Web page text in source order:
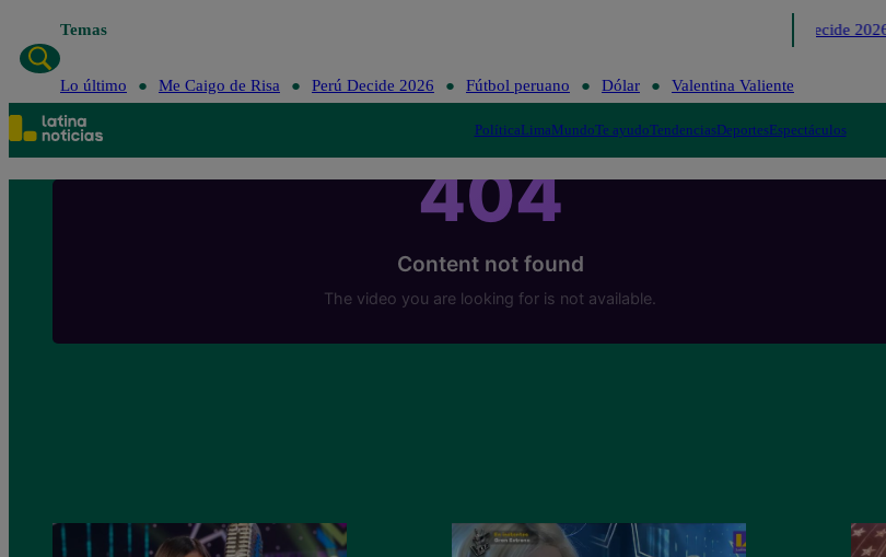
Temas Perú Decide 2026
Lo último Me Caigo de Risa Perú Decide 2026 Fútbol peruano Dólar Valentina Valiente
PolíticaLimaMundoTe ayudoTendenciasDeportesEspectáculos